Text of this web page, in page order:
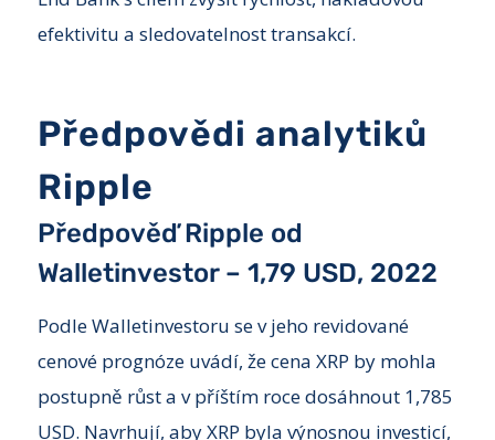
efektivitu a sledovatelnost transakcí.
Předpovědi analytiků
Ripple
Předpověď Ripple od
Walletinvestor – 1,79 USD, 2022
Podle Walletinvestoru se v jeho revidované
cenové prognóze uvádí, že cena XRP by mohla
postupně růst a v příštím roce dosáhnout 1,785
USD. Navrhují, aby XRP byla výnosnou investicí,